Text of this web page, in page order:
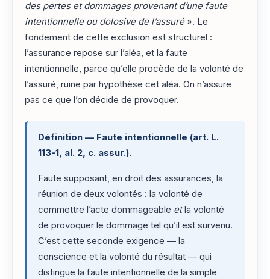
des pertes et dommages provenant d’une faute
intentionnelle ou dolosive de l’assuré». Le
fondement de cette exclusion est structurel :
l’assurance repose sur l’aléa, et la faute
intentionnelle, parce qu’elle procède de la volonté de
l’assuré, ruine par hypothèse cet aléa. On n’assure
pas ce que l’on décide de provoquer.
Définition — Faute intentionnelle (art. L.
113-1, al. 2, c. assur.).
Faute supposant, en droit des assurances, la
réunion de deux volontés : la volonté de
commettre l’acte dommageable etla volonté
de provoquer le dommage tel qu’il est survenu.
C’est cette seconde exigence — la
conscience et la volonté du résultat — qui
distingue la faute intentionnelle de la simple